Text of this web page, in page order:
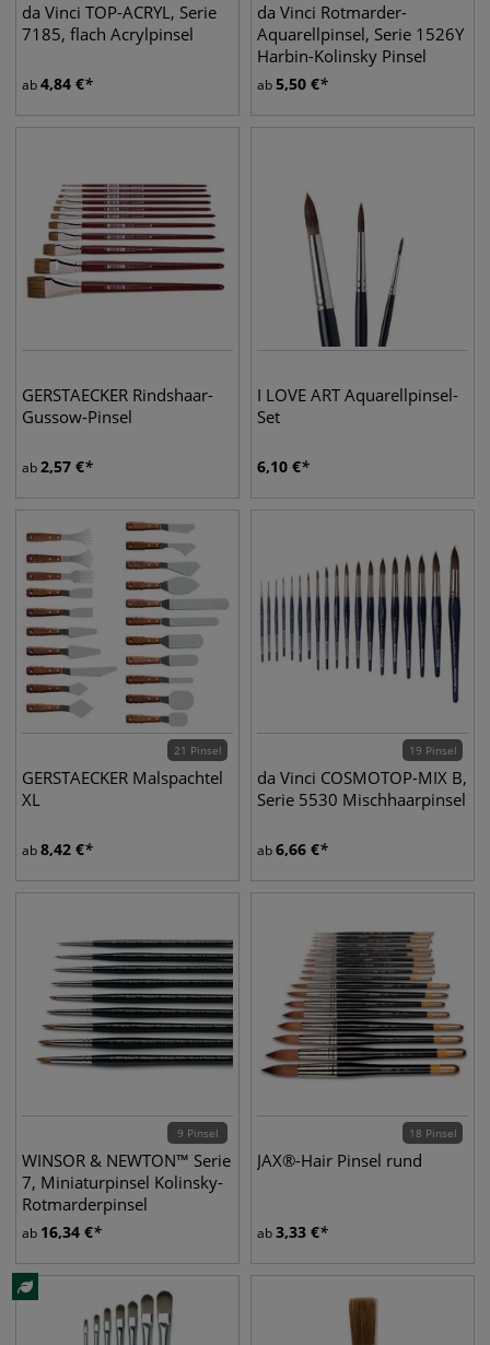
da Vinci TOP-ACRYL, Serie
7185, flach Acrylpinsel
ab4,84 €
da Vinci Rotmarder-
Aquarellpinsel, Serie 1526Y
Harbin-Kolinsky Pinsel
ab5,50 €
GERSTAECKER Rindshaar-
Gussow-Pinsel
ab2,57 €
I LOVE ART Aquarellpinsel-
Set
6,10 €
21 Pinsel
GERSTAECKER Malspachtel
XL
ab8,42 €
19 Pinsel
da Vinci COSMOTOP-MIX B,
Serie 5530 Mischhaarpinsel
ab6,66 €
9 Pinsel
WINSOR & NEWTON™ Serie
7, Miniaturpinsel Kolinsky-
Rotmarderpinsel
ab 16,34 €
18 Pinsel
JAX®-Hair Pinsel rund
ab3,33 €